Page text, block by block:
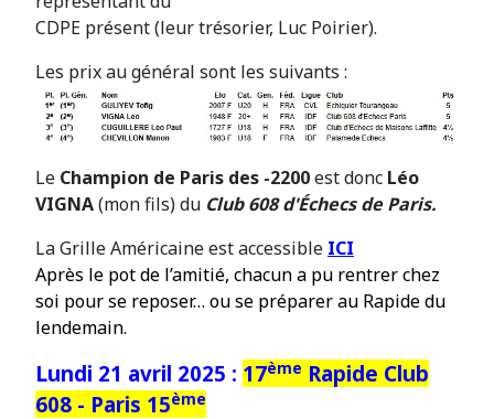
CDPE présent (leur trésorier, Luc Poirier).
Les prix au général sont les suivants :
Le Champion de Paris des -2200est donc Léo
VIGNA(mon fils) du Club 608 d'Échecs de Paris.
La Grille Américaine est accessible ICI
Après le pot de l’amitié, chacun a pu rentrer chez
soi pour se reposer… ou se préparer au Rapide du
lendemain.
Lundi 21 avril 2025 : 17ème Rapide Club
608 - Paris 15ème